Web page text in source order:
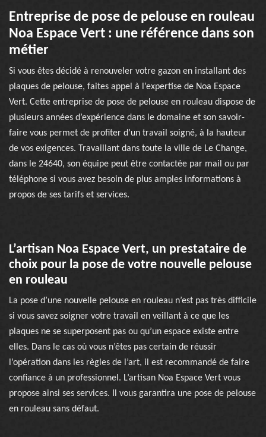
Entreprise de pose de pelouse en rouleau
Noa Espace Vert : une référence dans son
métier
Si vous êtes décidé à renouveler votre gazon en installant des
plaques de pelouse, faites appel à l’expertise de Noa Espace
Vert. Cette entreprise de pose de pelouse en rouleau dispose de
plusieurs années d’expérience dans le domaine et son savoir-
faire vous permet de profiter d’un travail soigné, à la hauteur
de vos exigences. Travaillant dans toute la ville de Le Change,
dans le 24640, son équipe peut être contactée par mail ou par
téléphone si vous avez besoin de plus amples informations à
propos de ses tarifs et services.
L’artisan Noa Espace Vert, un prestataire de
choix pour la pose de votre nouvelle pelouse
en rouleau
La pose d’une nouvelle pelouse en rouleau n’est pas très difficile
si vous savez soigner votre travail en veillant à ce que les
plaques ne se superposent pas ou qu’un espace existe entre
elles. Dans le cas où vous n’êtes pas certain de réussir
l’opération dans les règles de l’art, il est recommandé de faire
confiance à un professionnel. L’artisan Noa Espace Vert vous
propose ainsi ses services. Il vous garantira une pose de pelouse
en rouleau sans défaut.